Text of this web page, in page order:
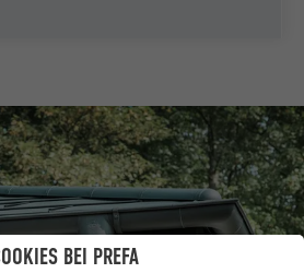
BEI PREFA